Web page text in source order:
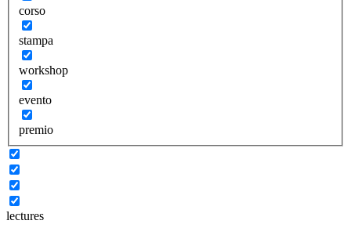
corso
stampa
workshop
evento
premio
lectures